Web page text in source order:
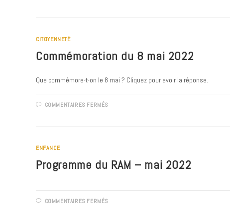
CITOYENNETÉ
Commémoration du 8 mai 2022
Que commémore-t-on le 8 mai ? Cliquez pour avoir la réponse.
COMMENTAIRES FERMÉS
ENFANCE
Programme du RAM – mai 2022
COMMENTAIRES FERMÉS